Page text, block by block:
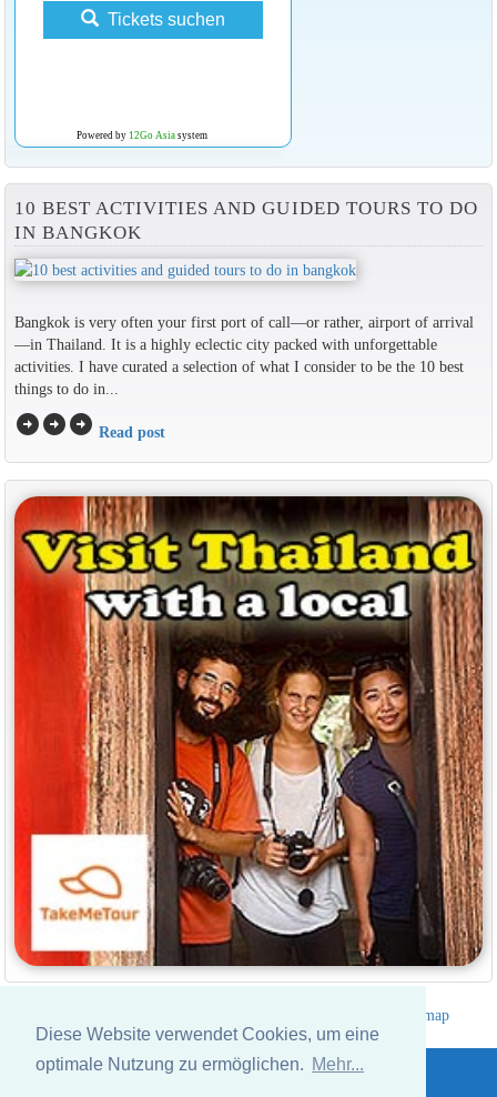
Diese Website verwendet Cookies, um eine
optimale Nutzung zu ermöglichen. Mehr...
Tickets suchen
Powered by 12Go Asiasystem
10 BEST ACTIVITIES AND GUIDED TOURS TO DO
IN BANGKOK
Bangkok is very often your first port of call—or rather, airport of arrival
—in Thailand. It is a highly eclectic city packed with unforgettable
activities. I have curated a selection of what I consider to be the 10 best
things to do in...
arrow_circle_rightarrow_circle_rightarrow_circle_right Read post
Sitemap
Website © Thailandee.com - 2026